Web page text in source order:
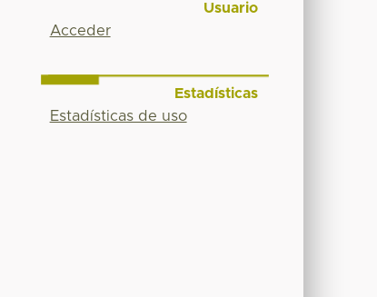
Usuario
Acceder
Estadísticas
Estadísticas de uso